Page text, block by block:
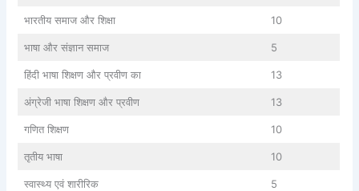
भारतीय समाज और शिक्षा 10
भाषा और संज्ञान समाज 5
हिंदी भाषा शिक्षण और प्रवीण का 13
अंग्रेजी भाषा शिक्षण और प्रवीण 13
गणित शिक्षण 10
तृतीय भाषा 10
स्वास्थ्य एवं शारीरिक 5